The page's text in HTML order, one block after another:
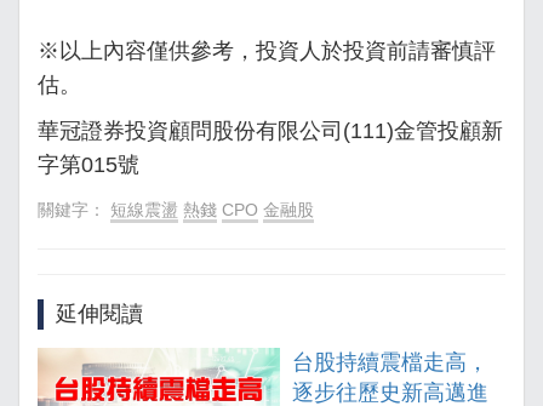
※以上內容僅供參考，投資人於投資前請審慎評
估。
華冠證券投資顧問股份有限公司(111)金管投顧新
字第015號
關鍵字： 短線震盪 熱錢 CPO 金融股
延伸閱讀
台股持續震檔走高，
逐步往歷史新高邁進